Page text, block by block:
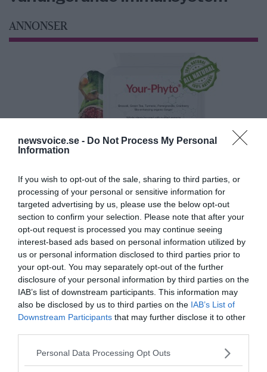
newsvoice.se - Do Not Process My Personal
Information
If you wish to opt-out of the sale, sharing to third parties, or
processing of your personal or sensitive information for
targeted advertising by us, please use the below opt-out
section to confirm your selection. Please note that after your
opt-out request is processed you may continue seeing
interest-based ads based on personal information utilized by
us or personal information disclosed to third parties prior to
your opt-out. You may separately opt-out of the further
disclosure of your personal information by third parties on the
IAB’s list of downstream participants. This information may
also be disclosed by us to third parties on the IAB’s List of
Downstream Participants that may further disclose it to other
Please note that this website/app uses one or more Google
Personal Data Processing Opt Outs
ANNONSER